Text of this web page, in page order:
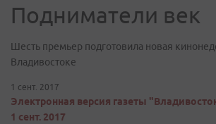
Подниматели век
Шесть премьер подготовила новая
Владивостоке
1 сент. 2017
Электронная версия газеты
1 сент. 2017